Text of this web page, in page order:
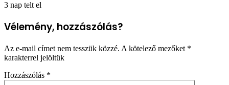
3 nap telt el
Vélemény, hozzászólás?
Az e-mail címet nem tesszük közzé. A kötelező mezőket *
karakterrel jelöltük
Hozzászólás *